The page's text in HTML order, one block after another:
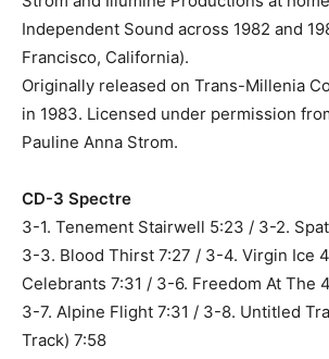
Independent Sound across 1982 and
Francisco, California).
Originally released on Trans-Millenia
in 1983. Licensed under permission
Pauline Anna Strom.
CD-3 Spectre
3-1. Tenement Stairwell 5:23 / 3-2.
3-3. Blood Thirst 7:27 / 3-4. Virgin Ice
Celebrants 7:31 / 3-6. Freedom At The
3-7. Alpine Flight 7:31 / 3-8. Untitled
Track) 7:58